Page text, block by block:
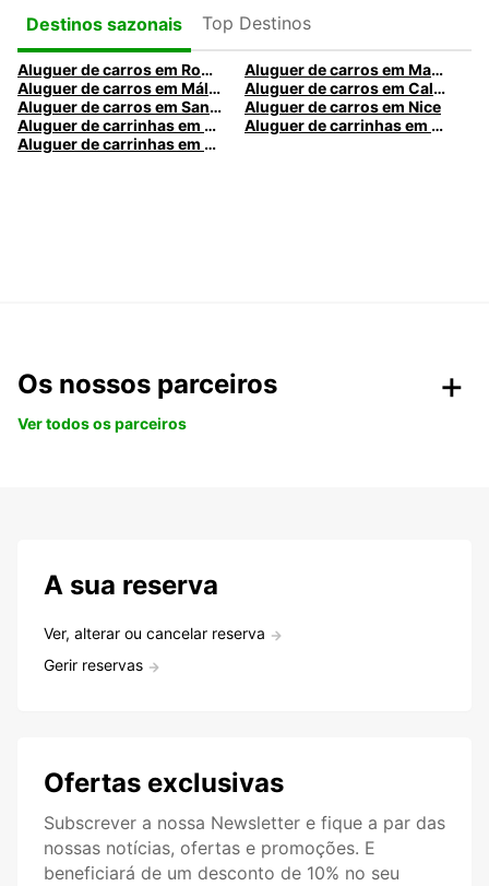
Destinos sazonais
Top Destinos
Aluguer de carros em Roma
Aluguer de carros em Madrid
Aluguer de carros em Málaga
Aluguer de carros em Caldas da Rainha
Aluguer de carros em Santa Maria da Feira
Aluguer de carros em Nice
Aluguer de carrinhas em Nice
Aluguer de carrinhas em Santa Maria da Feira
Aluguer de carrinhas em Caldas da Rainha
Os nossos parceiros
Ver todos os parceiros
A sua reserva
Ver, alterar ou cancelar reserva
Gerir reservas
Ofertas exclusivas
Subscrever a nossa Newsletter e fique a par das
nossas notícias, ofertas e promoções. E
beneficiará de um desconto de 10% no seu